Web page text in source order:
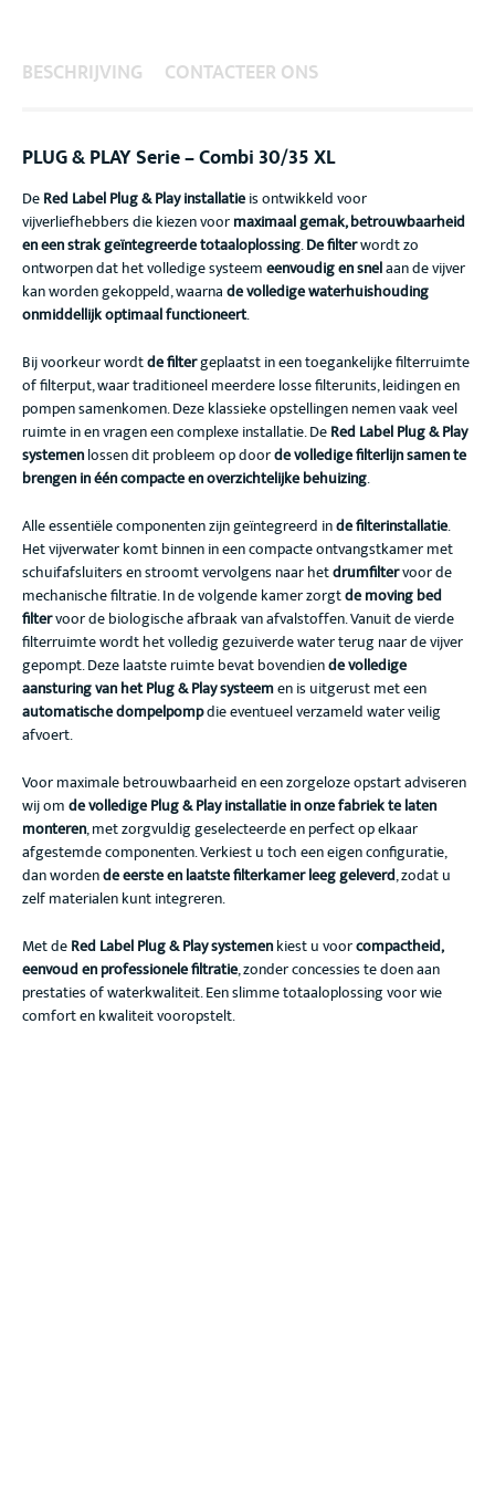
BESCHRIJVING CONTACTEER ONS
PLUG & PLAY Serie – Combi 30/35 XL
DeRed Label Plug & Play installatieis ontwikkeld voor
vijverliefhebbers die kiezen voormaximaal gemak, betrouwbaarheid
en een strak geïntegreerde totaaloplossing.De filterwordt zo
ontworpen dat het volledige systeemeenvoudig en snelaan de vijver
kan worden gekoppeld, waarnade volledige waterhuishouding
onmiddellijk optimaal functioneert.
Bij voorkeur wordtde filtergeplaatst in een toegankelijke filterruimte
of filterput, waar traditioneel meerdere losse filterunits, leidingen en
pompen samenkomen. Deze klassieke opstellingen nemen vaak veel
ruimte in en vragen een complexe installatie. DeRed Label Plug & Play
systemenlossen dit probleem op doorde volledige filterlijn samen te
brengen in één compacte en overzichtelijke behuizing.
Alle essentiële componenten zijn geïntegreerd inde filterinstallatie.
Het vijverwater komt binnen in een compacte ontvangstkamer met
schuifafsluiters en stroomt vervolgens naar hetdrumfiltervoor de
mechanische filtratie. In de volgende kamer zorgtde moving bed
filtervoor de biologische afbraak van afvalstoffen. Vanuit de vierde
filterruimte wordt het volledig gezuiverde water terug naar de vijver
gepompt. Deze laatste ruimte bevat bovendiende volledige
aansturing van het Plug & Play systeemen is uitgerust met een
automatische dompelpompdie eventueel verzameld water veilig
afvoert.
Voor maximale betrouwbaarheid en een zorgeloze opstart adviseren
wij omde volledige Plug & Play installatie in onze fabriek te laten
monteren, met zorgvuldig geselecteerde en perfect op elkaar
afgestemde componenten. Verkiest u toch een eigen configuratie,
dan wordende eerste en laatste filterkamer leeg geleverd, zodat u
zelf materialen kunt integreren.
Met deRed Label Plug & Play systemenkiest u voorcompactheid,
eenvoud en professionele filtratie, zonder concessies te doen aan
prestaties of waterkwaliteit. Een slimme totaaloplossing voor wie
comfort en kwaliteit vooropstelt.